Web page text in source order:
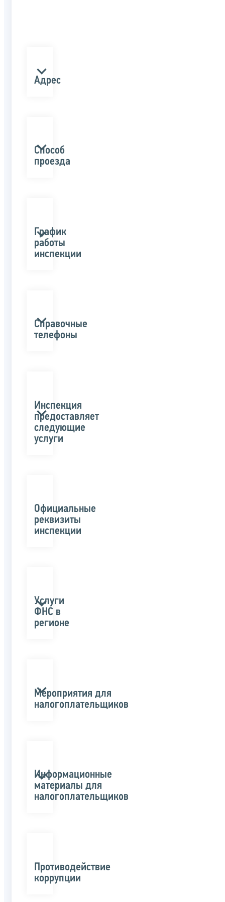
Адрес
Способ
проезда
График
работы
инспекции
Справочные
телефоны
Инспекция
предоставляет
следующие
услуги
Официальные
реквизиты
инспекции
Услуги
ФНС в
регионе
Мероприятия для
налогоплательщиков
Информационные
материалы для
налогоплательщиков
Противодействие
коррупции